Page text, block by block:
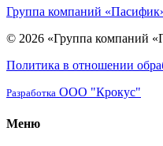
Группа компаний
© 2026 «Группа компаний
Политика в отношении
Разработка ООО "Крокус"
Меню